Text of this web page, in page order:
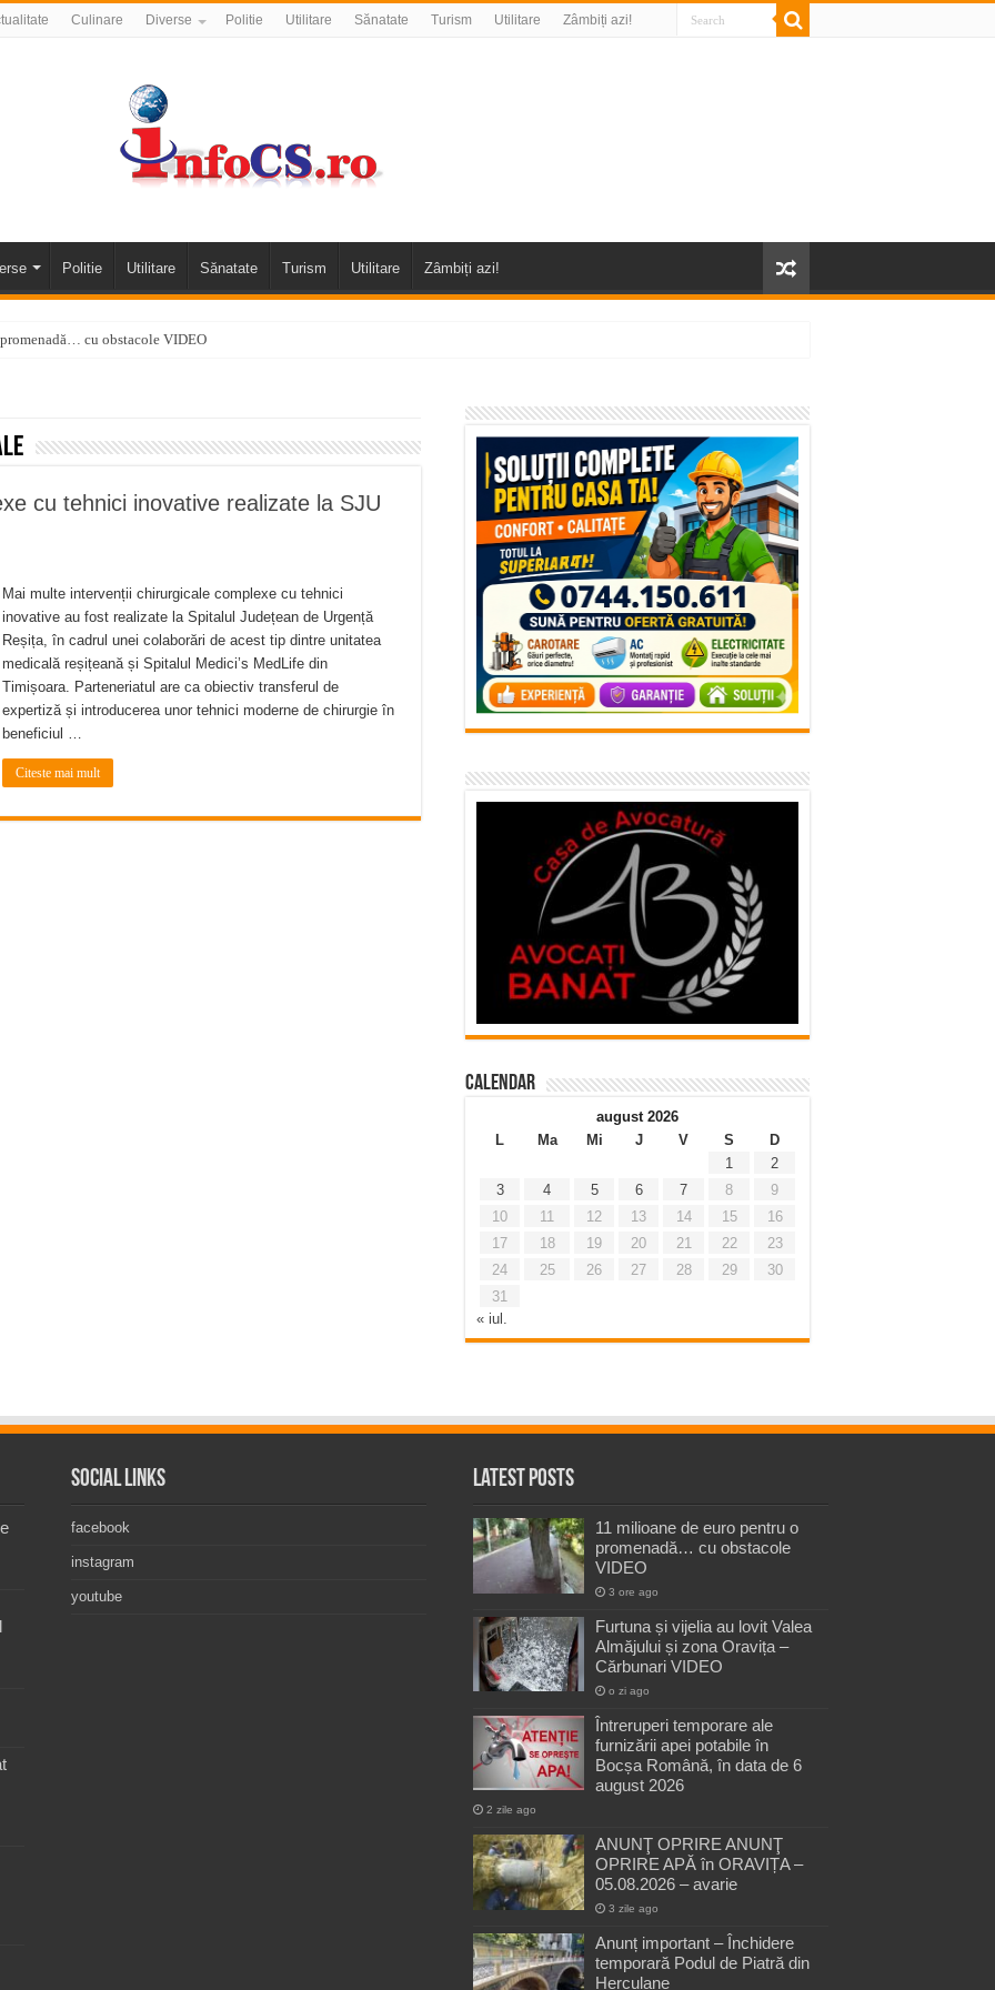
Culinare Diverse Politie Utilitare Sănatate Turism Utilitare Zâmbiți azi!
Politie Utilitare Sănatate Turism Utilitare Zâmbiți azi!
cu obstacole VIDEO
apei potabile în Bocșa Română, în data de 6 august 2026
APĂ în ORAVIȚA – 05.08.2026 – avarie
– locul unde natura a ascuns un izvor de sănătate VIDEO
– avarie – 04.08.2026 – str. Văliugului și Plastomet
– 04.08.2026 – avarie – Calea Severinului
avarie
cu tehnici inovative realizate la SJU
Mai multe intervenții chirurgicale complexe cu tehnici
inovative au fost realizate la Spitalul Județean de Urgență
Reșița, în cadrul unei colaborări de acest tip dintre unitatea
medicală reșițeană și Spitalul Medici’s MedLife din
Timișoara. Parteneriatul are ca obiectiv transferul de
expertiză și introducerea unor tehnici moderne de chirurgie în
beneficiul …
Citeste mai mult
Calendar
august 2026
L
Ma Mi J V S
D
1
2
3
4 5 6 7 8
9
10
11 12 13 14 15
16
17
18 19 20 21 22
23
24
25 26 27 28 29
30
31
« iul.
Social Links
facebook
instagram
youtube
Latest Posts
11 milioane de euro pentru o
promenadă… cu obstacole
VIDEO
3 ore ago
Furtuna și vijelia au lovit Valea
Almăjului și zona Oravița –
Cărbunari VIDEO
o zi ago
Întreruperi temporare ale
furnizării apei potabile în
Bocșa Română, în data de 6
august 2026
2 zile ago
ANUNŢ OPRIRE ANUNŢ
OPRIRE APĂ în ORAVIȚA –
05.08.2026 – avarie
3 zile ago
Anunț important – Închidere
temporară Podul de Piatră din
Herculane